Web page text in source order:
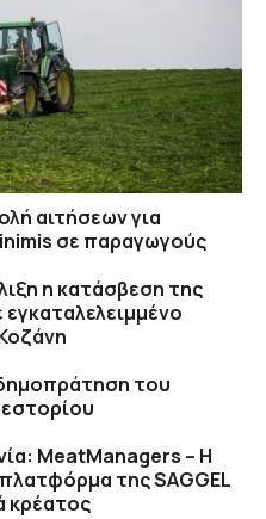
αιτήσεων για
σε παραγωγούς
η κατάσβεση της
του
MeatManagers – H
της SAGGEL
κρέατος